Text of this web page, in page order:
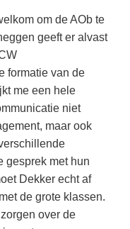
om de AOb te
geeft er alvast
formatie van de
me een hele
niet
maar ook
gesprek met hun
Dekker echt af
de grote klassen.
over de